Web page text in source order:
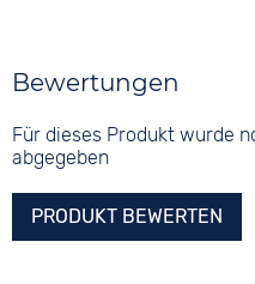
Bewertungen
Für dieses Produkt wurde
abgegeben
PRODUKT BEWERTEN